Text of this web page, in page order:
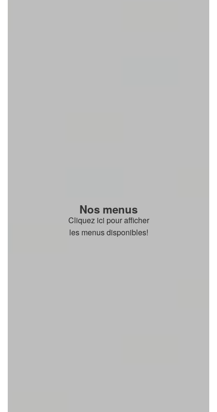
Nos menus
Cliquez ici pour afficher
les menus disponibles!